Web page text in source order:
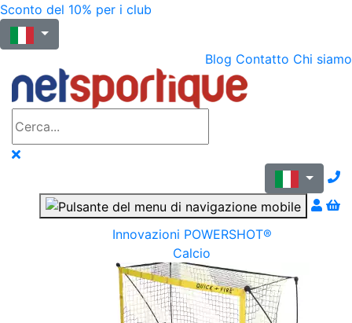
Sconto del 10% per i club
Blog Contatto Chi siamo
Innovazioni POWERSHOT®
Calcio